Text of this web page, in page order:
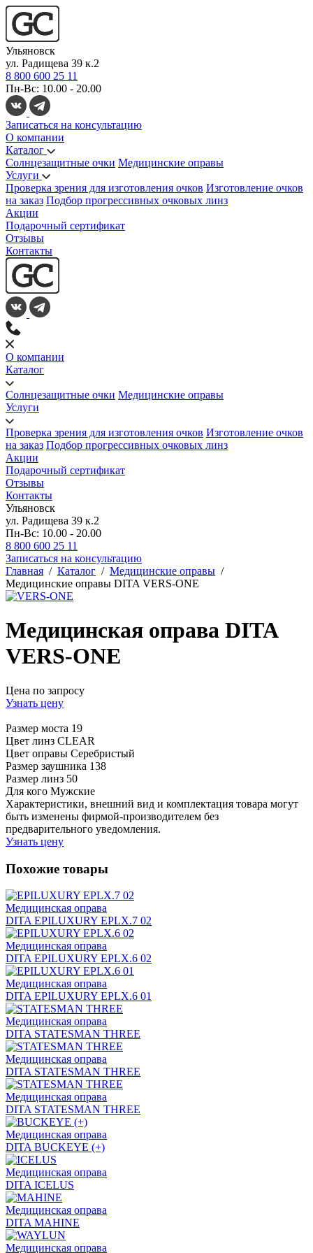
Ульяновск
ул. Радищева 39 к.2
8 800 600 25 11
Пн-Вс: 10.00 - 20.00
Записаться на консультацию
О компании
Каталог
Солнцезащитные очки Медицинские оправы
Услуги
Проверка зрения для изготовления очков Изготовление очков
на заказ Подбор прогрессивных очковых линз
Акции
Подарочный сертификат
Отзывы
Контакты
О компании
Каталог
Солнцезащитные очки Медицинские оправы
Услуги
Проверка зрения для изготовления очков Изготовление очков
на заказ Подбор прогрессивных очковых линз
Акции
Подарочный сертификат
Отзывы
Контакты
Ульяновск
ул. Радищева 39 к.2
Пн-Вс: 10.00 - 20.00
8 800 600 25 11
Записаться на консультацию
Главная / Каталог / Медицинские оправы /
Медицинские оправы DITA VERS-ONE
Медицинская оправа DITA
VERS-ONE
Цена по запросу
Узнать цену
Размер моста 19
Цвет линз CLEAR
Цвет оправы Серебристый
Размер заушника 138
Размер линз 50
Для кого Мужские
Характеристики, внешний вид и комплектация товара могут
быть изменены фирмой-производителем без
предварительного уведомления.
Узнать цену
Похожие товары
Медицинская оправа
DITA EPILUXURY EPLX.7 02
Медицинская оправа
DITA EPILUXURY EPLX.6 02
Медицинская оправа
DITA EPILUXURY EPLX.6 01
Медицинская оправа
DITA STATESMAN THREE
Медицинская оправа
DITA STATESMAN THREE
Медицинская оправа
DITA STATESMAN THREE
Медицинская оправа
DITA BUCKEYE (+)
Медицинская оправа
DITA ICELUS
Медицинская оправа
DITA MAHINE
Медицинская оправа